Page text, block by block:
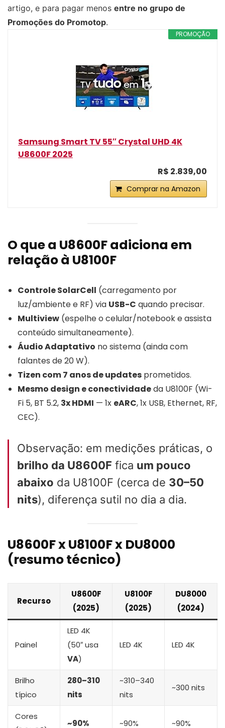
artigo, e para pagar menos entre no grupo de
Promoções do Promotop.
PROMOÇÃO
Samsung Smart TV 55″ Crystal UHD 4K
U8600F 2025
R$ 2.839,00
Comprar na Amazon
O que a U8600F adiciona em
relação à U8100F
Controle SolarCell (carregamento por
luz/ambiente e RF) via USB-C quando precisar.
Multiview (espelhe o celular/notebook e assista
conteúdo simultaneamente).
Áudio Adaptativo no sistema (ainda com
falantes de 20 W).
Tizen com 7 anos de updates prometidos.
Mesmo design e conectividadeda U8100F (Wi-
Fi 5, BT 5.2, 3x HDMI — 1x eARC, 1x USB, Ethernet, RF,
CEC).
Observação: em medições práticas, o
brilho da U8600F fica um pouco
abaixo da U8100F (cerca de 30–50
nits), diferença sutil no dia a dia.
U8600F x U8100F x DU8000
(resumo técnico)
Recurso
U8600F
(2025)
U8100F
(2025)
DU8000
(2024)
Painel
LED 4K
(50″ usa
VA)
LED 4K LED 4K
Brilho
típico
280–310
nits
~310–340
nits
~300 nits
Cores
~90% ~90% ~90%